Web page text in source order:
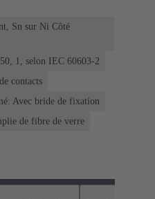
Sn sur Ni Côté
1, selon IEC 60603-2
contacts
Avec bride de fixation
de fibre de verre